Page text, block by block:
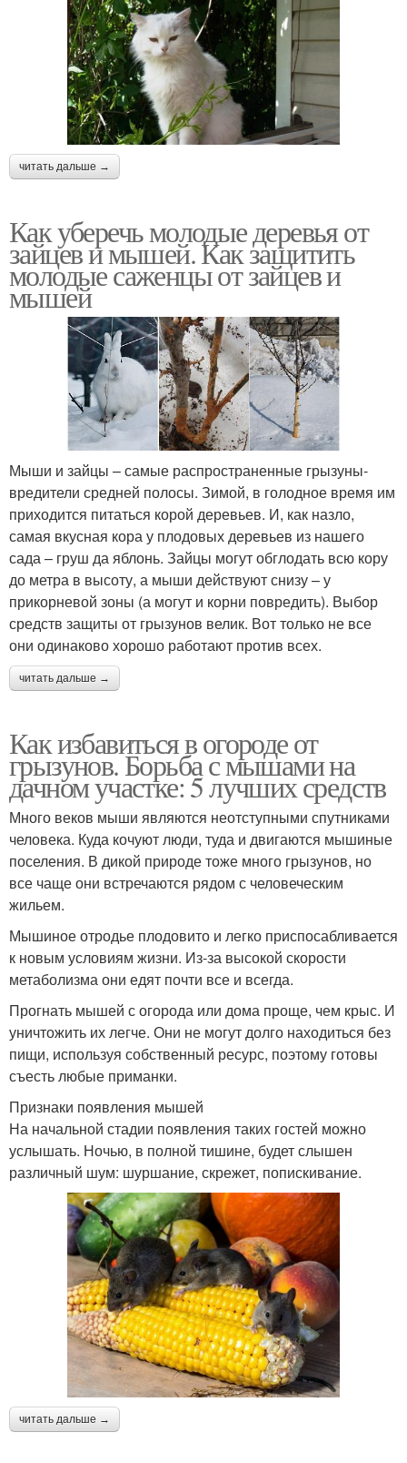
читать дальше →
Как уберечь молодые деревья от
зайцев и мышей. Как защитить
молодые саженцы от зайцев и
мышей
Мыши и зайцы – самые распространенные грызуны-
вредители средней полосы. Зимой, в голодное время им
приходится питаться корой деревьев. И, как назло,
самая вкусная кора у плодовых деревьев из нашего
сада – груш да яблонь. Зайцы могут обглодать всю кору
до метра в высоту, а мыши действуют снизу – у
прикорневой зоны (а могут и корни повредить). Выбор
средств защиты от грызунов велик. Вот только не все
они одинаково хорошо работают против всех.
читать дальше →
Как избавиться в огороде от
грызунов. Борьба с мышами на
дачном участке: 5 лучших средств
Много веков мыши являются неотступными спутниками
человека. Куда кочуют люди, туда и двигаются мышиные
поселения. В дикой природе тоже много грызунов, но
все чаще они встречаются рядом с человеческим
жильем.
Мышиное отродье плодовито и легко приспосабливается
к новым условиям жизни. Из-за высокой скорости
метаболизма они едят почти все и всегда.
Прогнать мышей с огорода или дома проще, чем крыс. И
уничтожить их легче. Они не могут долго находиться без
пищи, используя собственный ресурс, поэтому готовы
съесть любые приманки.
Признаки появления мышей
На начальной стадии появления таких гостей можно
услышать. Ночью, в полной тишине, будет слышен
различный шум: шуршание, скрежет, попискивание.
читать дальше →